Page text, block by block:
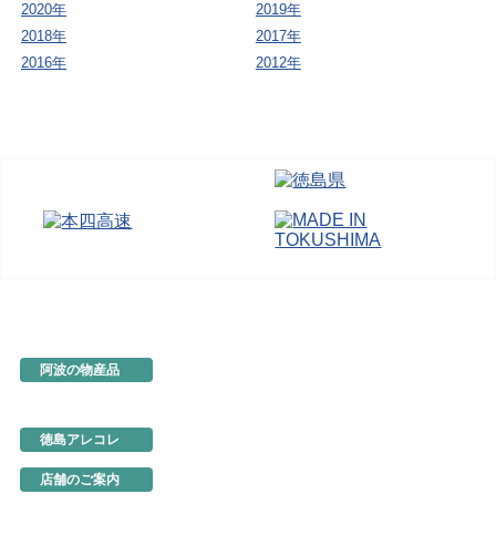
2020年
2019年
2018年
2017年
2016年
2012年
阿波の物産品
徳島アレコレ
店舗のご案内